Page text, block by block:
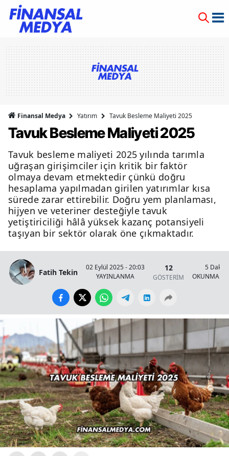
Finansal Medya Yatırım Tavuk Besleme Maliyeti 2025
Tavuk Besleme Maliyeti 2025
Tavuk besleme maliyeti 2025 yılında tarımla
uğraşan girişimciler için kritik bir faktör
olmaya devam etmektedir çünkü doğru
hesaplama yapılmadan girilen yatırımlar kısa
sürede zarar ettirebilir. Doğru yem planlaması,
hijyen ve veteriner desteğiyle tavuk
yetiştiriciliği hâlâ yüksek kazanç potansiyeli
taşıyan bir sektör olarak öne çıkmaktadır.
Fatih Tekin
02 Eylül 2025 - 20:03
YAYINLANMA
12
GÖSTERİM
5 Dakika
OKUNMA